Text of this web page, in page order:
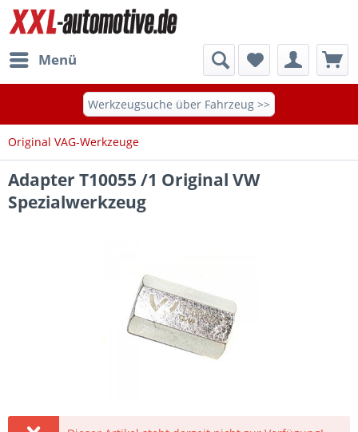
Menü
Werkzeugsuche über Fahrzeug >>
Original VAG-Werkzeuge
Adapter T10055 /1 Original VW
Spezialwerkzeug